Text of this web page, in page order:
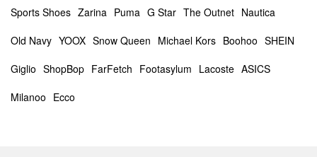
Sports Shoes Zarina Puma G Star The Outnet Nautica
Old Navy YOOX Snow Queen Michael Kors Boohoo SHEIN
Giglio ShopBop FarFetch Footasylum Lacoste ASICS
Milanoo Ecco